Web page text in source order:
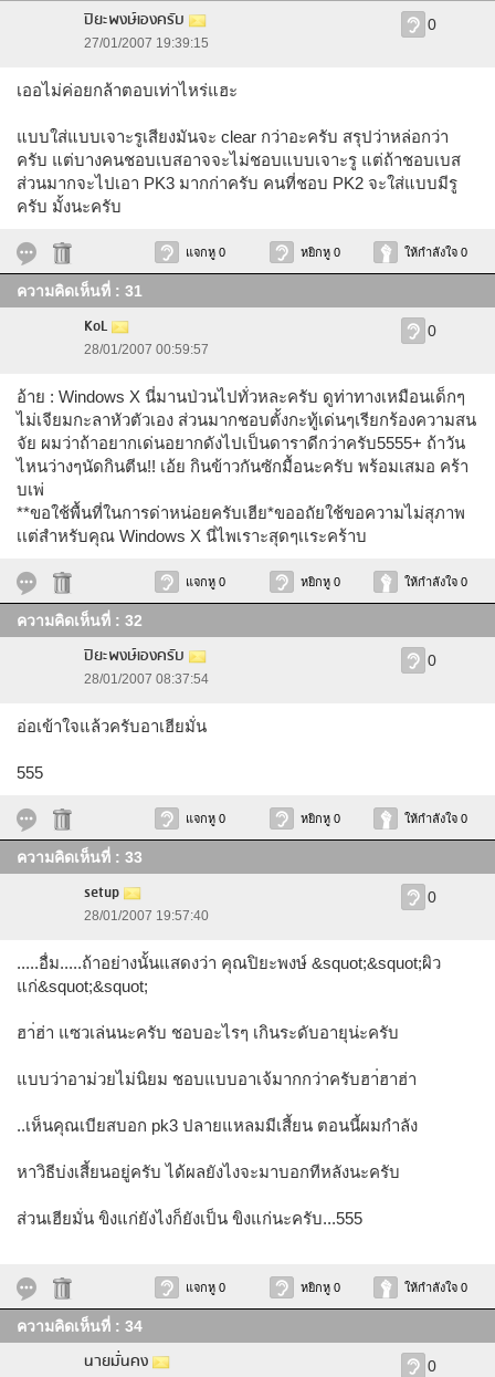
ปิยะพงษ์เองครับ
27/01/2007 19:39:15
0
เออไม่ค่อยกล้าตอบเท่าไหร่แฮะ
แบบใส่แบบเจาะรูเสียงมันจะ clear กว่าอะครับ สรุปว่าหล่อกว่า
ครับ แต่บางคนชอบเบสอาจจะไม่ชอบแบบเจาะรู แต่ถ้าชอบเบส
ส่วนมากจะไปเอา PK3 มากก่าครับ คนที่ชอบ PK2 จะใส่แบบมีรู
ครับ มั้งนะครับ
แจกหู 0 หยิกหู 0 ให้กำลังใจ 0
ความคิดเห็นที่ : 31
KoL
28/01/2007 00:59:57
0
อ้าย : Windows X นี่มานป่วนไปทั่วหละครับ ดูท่าทางเหมือนเด็กๆ
ไม่เจียมกะลาหัวตัวเอง ส่วนมากชอบตั้งกะทู้เด่นๆเรียกร้องความสน
จัย ผมว่าถ้าอยากเด่นอยากดังไปเป็นดาราดีกว่าครับ5555+ ถ้าวัน
ไหนว่างๆนัดกินตีน!! เอ้ย กินข้าวกันซักมื้อนะครับ พร้อมเสมอ คร้า
บเพ่
**ขอใช้พื้นที่ในการด่าหน่อยครับเฮีย*ขออถัยใช้ขอความไม่สุภาพ
เเต่สำหรับคุณ Windows X นี่ไพเราะสุดๆเเระคร้าบ
แจกหู 0 หยิกหู 0 ให้กำลังใจ 0
ความคิดเห็นที่ : 32
ปิยะพงษ์เองครับ
28/01/2007 08:37:54
0
อ่อเข้าใจแล้วครับอาเฮียมั่น
555
แจกหู 0 หยิกหู 0 ให้กำลังใจ 0
ความคิดเห็นที่ : 33
setup
28/01/2007 19:57:40
0
.....อื่ม.....ถ้าอย่างนั้นแสดงว่า คุณปิยะพงษ์ &squot;&squot;ผิว
แก่&squot;&squot;
ฮา่ฮ่า แซวเล่นนะครับ ชอบอะไรๆ เกินระดับอายุน่ะครับ
แบบว่าอาม่วยไม่นิยม ชอบแบบอาเจ้มากกว่าครับฮา่ฮาฮ่า
..เห็นคุณเบียสบอก pk3 ปลายแหลมมีเสี้ยน ตอนนี้ผมกำลัง
หาวิธีบ่งเสี้ยนอยู่ครับ ได้ผลยังไงจะมาบอกทีหลังนะครับ
ส่วนเฮียมั่น ขิงแก่ยังไงก็ยังเป็น ขิงแก่นะครับ...555
แจกหู 0 หยิกหู 0 ให้กำลังใจ 0
ความคิดเห็นที่ : 34
นายมั่นคง 0